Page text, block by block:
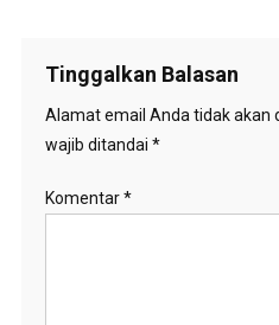
Tinggalkan Balasan
Alamat email Anda tidak akan
wajib ditandai *
Komentar*